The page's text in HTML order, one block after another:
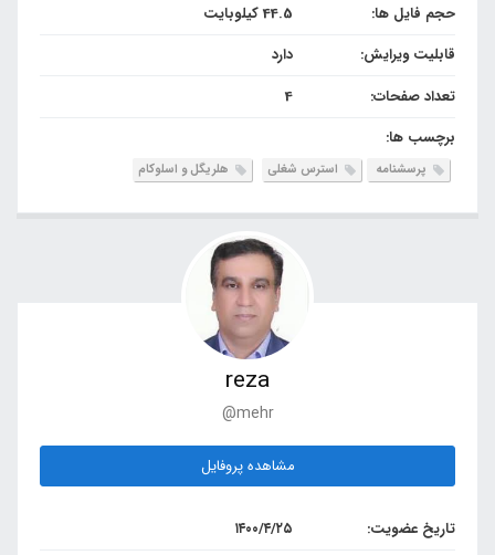
حجم فایل ها:
44.5 کیلوبایت
قابلیت ویرایش:
دارد
تعداد صفحات:
4
برچسب ها:
پرسشنامه استرس شغلی هلریگل و اسلوکام
reza
@mehr
مشاهده پروفایل
تاریخ عضویت: ۱۴۰۰/۴/۲۵